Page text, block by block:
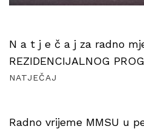
N a t j e č a j za radno
REZIDENCIJALNOG
NATJEČAJ
Radno vrijeme MMSU u